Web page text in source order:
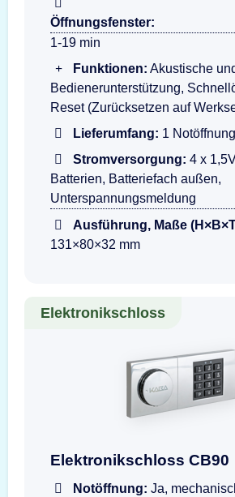
Öffnungsfenster:
1-19 min
Funktionen: Akustische
Bedienerunterstützung,
Reset (Zurücksetzen auf
Lieferumfang: 1
Stromversorgung: 4 x
Batterien, Batteriefach außen,
Unterspannungsmeldung
Ausführung, Maße
131×80×32 mm
Elektronikschloss
Darstellung der
Elektronikschloss CB90
Notöffnung: Ja,